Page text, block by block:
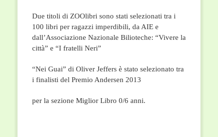
Due titoli di ZOOlibri sono stati selezionati tra i
100 libri per ragazzi imperdibili, da AIE e
dall’Associazione Nazionale Bilioteche: “Vivere la
città” e “I fratelli Neri”
“Nei Guai” di Oliver Jeffers è stato selezionato tra
i finalisti del Premio Andersen 2013
per la sezione Miglior Libro 0/6 anni.